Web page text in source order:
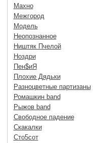
Махно
Межгород
Модель
Неопознанное
Ништяк Пчелой
Ноздри
Пен$иЯ
Плохие Дядьки
Разноцветные партизаны
Ромашкин band
Рыжов band
Свободное падение
Скакалки
Сто5сот